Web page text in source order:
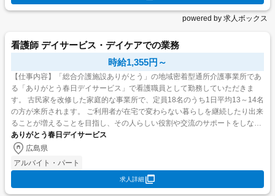
powered by 求人ボックス
看護師 デイサービス・デイケアでの業務
時給1,355円～
【仕事内容】「総合介護施設ありがとう」の地域密着型通所介護事業所であ
る「ありがとう春日デイサービス」で看護職員として勤務していただきま
す。 古民家を改修した家庭的な事業所で、定員18名のうち1日平均13～14名
の方が来所されます。 ご利用者が在宅で変わらない暮らしを継続したり出来
ることが増えることを目指し、その人らしい役割や交流のサポートをしなが
ありがとう春日デイサービス
広島県
アルバイト・パート
求人詳細